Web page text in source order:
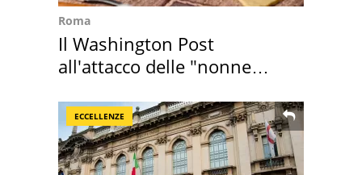
Roma
Il Washington Post
all'attacco delle "nonne
ECCELLENZE